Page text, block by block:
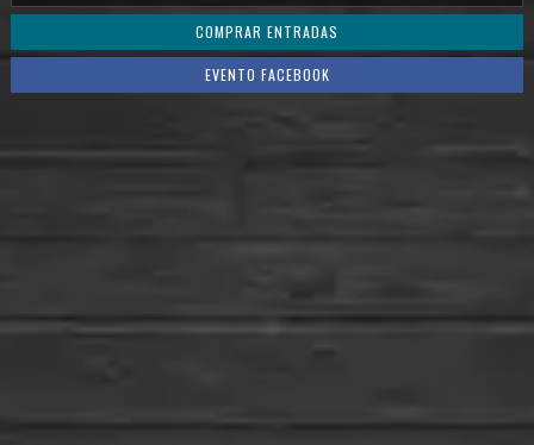
COMPRAR ENTRADAS
EVENTO FACEBOOK